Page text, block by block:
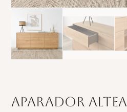
Aparador Altea